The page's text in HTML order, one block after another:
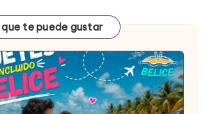
te puede gustar